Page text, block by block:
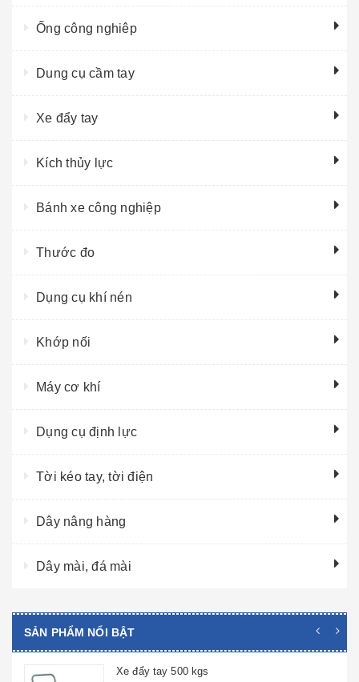
Ống công nghiêp
Dung cụ cầm tay
Xe đẩy tay
Kích thủy lực
Bánh xe công nghiệp
Thước đo
Dụng cụ khí nén
Khớp nối
Máy cơ khí
Dụng cụ định lực
Tời kéo tay, tời điện
Dây nâng hàng
Dây mài, đá mài
SẢN PHẨM NỔI BẬT
Xe đẩy tay 500 kgs